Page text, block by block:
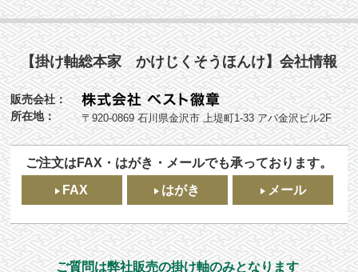
【掛け軸総本家 かけじくそうほんけ】会社情報
販売会社：
所在地：
〒920-0869 石川県金沢市 上堤町1-33 アパ金沢ビル2F
ご注文はFAX・はがき・メールでも承っております。
FAX
はがき メール
ご質問は弊社販売の掛け軸のみとなります